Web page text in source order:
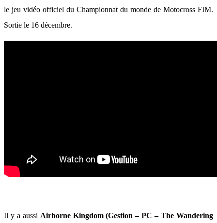
le jeu vidéo officiel du Championnat du monde de Motocross FIM.
Sortie le 16 décembre.
Il y a aussi Airborne Kingdom (Gestion – PC – The Wandering